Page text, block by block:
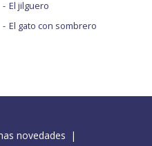
El jilguero
El gato con sombrero
novedades